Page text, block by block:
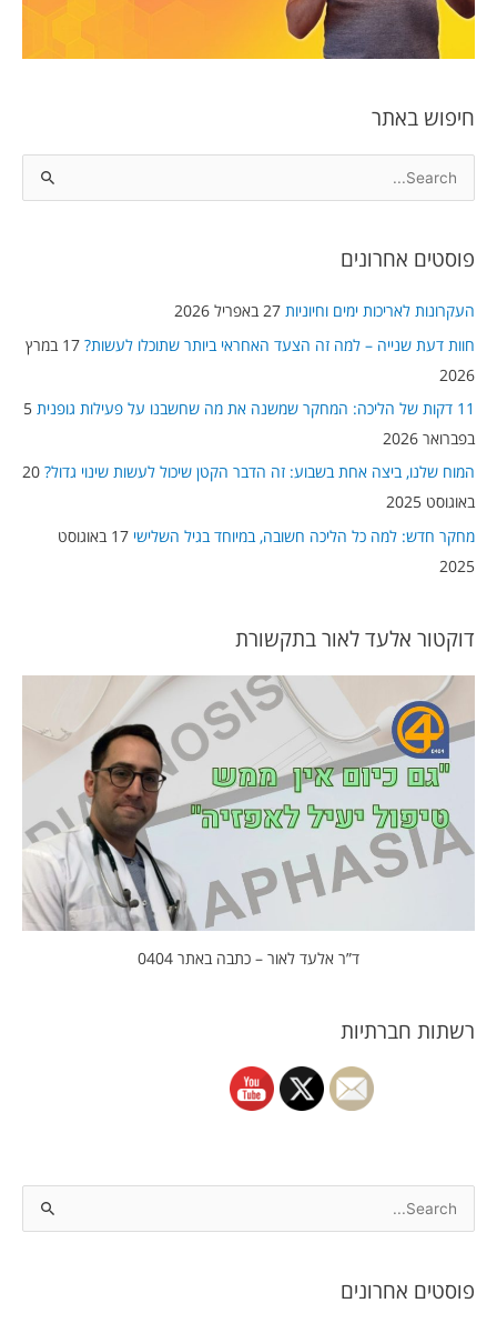
חיפוש באתר
r
r
:
פוסטים אחרונים
העקרונות לאריכות ימים וחיוניות 27 באפריל 2026
חוות דעת שנייה – למה זה הצעד האחראי ביותר שתוכלו לעשות?
17 במרץ
2026
11 דקות של הליכה: המחקר שמשנה את מה שחשבנו על פעילות גופנית
5
בפברואר 2026
המוח שלנו, ביצה אחת בשבוע: זה הדבר הקטן שיכול לעשות שינוי גדול? 20
באוגוסט 2025
מחקר חדש: למה כל הליכה חשובה, במיוחד בגיל השלישי
17 באוגוסט
2025
דוקטור אלעד לאור בתקשורת
ד”ר אלעד לאור – כתבה באתר 0404
רשתות חברתיות
rפוסטים אחרונים